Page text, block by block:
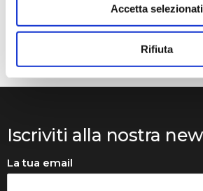
Accetta selezionati
Rifiuta
Mentre suonava, il ponticello si è
messo in grossi guai..
Iscriviti alla nostra
La tua email